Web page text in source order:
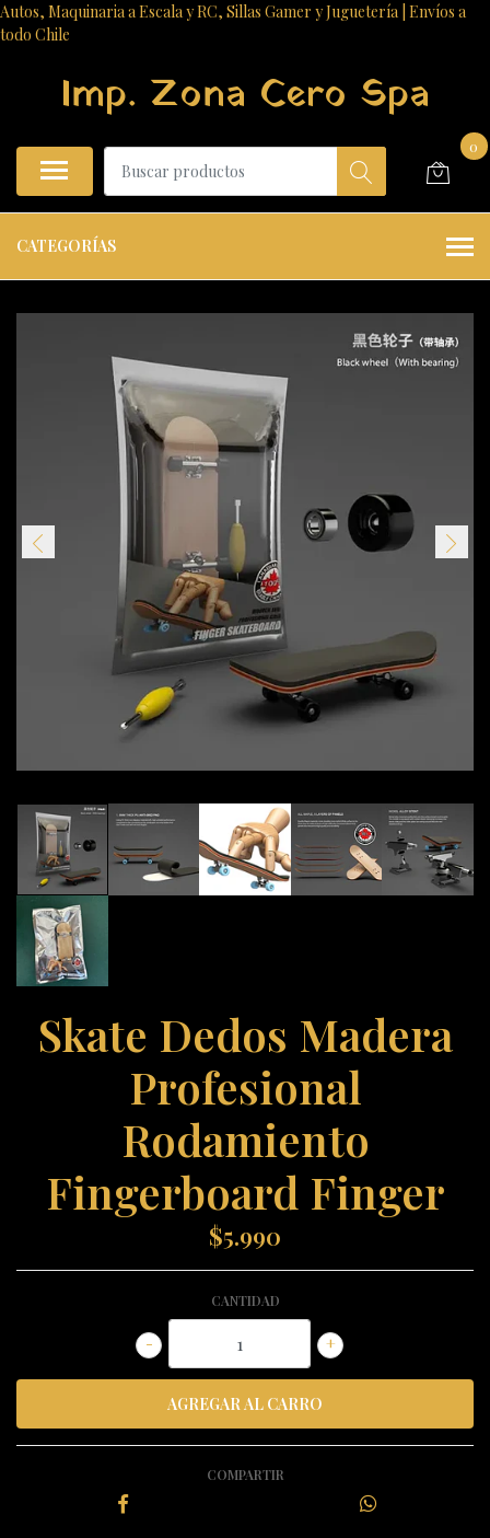
Autos, Maquinaria a Escala y RC, Sillas Gamer y Juguetería | Envíos a
todo Chile
Imp. Zona Cero Spa
0
CATEGORÍAS
Skate Dedos Madera
Profesional
Rodamiento
Fingerboard Finger
$5.990
CANTIDAD
+
-
COMPARTIR